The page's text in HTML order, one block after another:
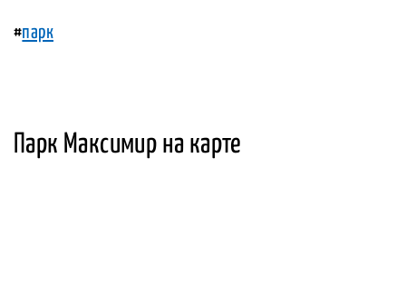
#парк
Парк Максимир на карте